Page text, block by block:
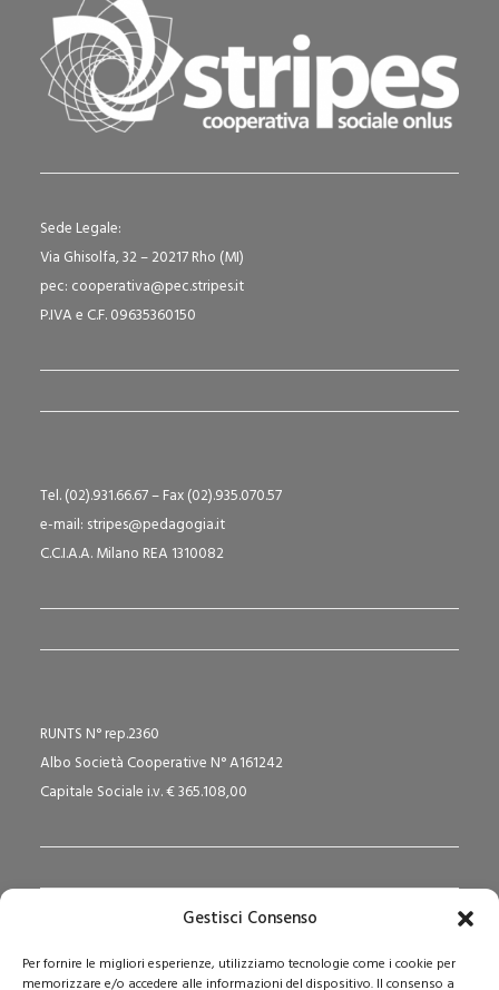
Gestisci Consenso
Per fornire le migliori esperienze, utilizziamo tecnologie come i cookie per
memorizzare e/o accedere alle informazioni del dispositivo. Il consenso a
Sede Legale:
Via Ghisolfa, 32 – 20217 Rho (MI)
pec: cooperativa@pec.stripes.it
P.IVA e C.F. 09635360150
Tel. (02).931.66.67 – Fax (02).935.070.57
e-mail: stripes@pedagogia.it
C.C.I.A.A. Milano REA 1310082
RUNTS N° rep.2360
Albo Società Cooperative N° A161242
Capitale Sociale i.v. € 365.108,00
Via San Domenico Savio, 6 – 20017 Rho (MI)